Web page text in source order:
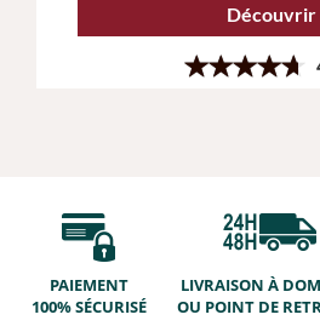
Découvrir
PAIEMENT
100% SÉCURISÉ
LIVRAISON À
OU POINT DE